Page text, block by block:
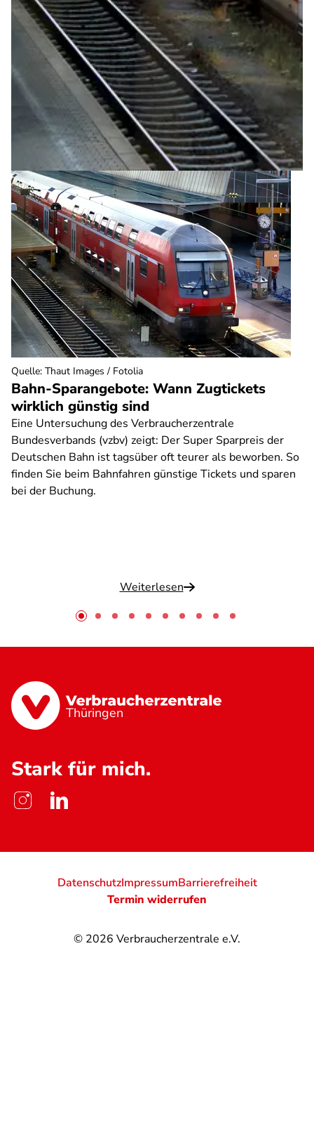
Bahn-Sparangebote: Wann Zugtickets
wirklich günstig sind
Eine Untersuchung des Verbraucherzentrale
Bundesverbands (vzbv) zeigt: Der Super Sparpreis der
Deutschen Bahn ist tagsüber oft teurer als beworben. So
finden Sie beim Bahnfahren günstige Tickets und sparen
bei der Buchung.
Weiterlesen
Quelle: Thaut Images / Fotolia
Thüringen
Stark für mich.
© 2026 Verbraucherzentrale e.V.
DatenschutzImpressumBarrierefreiheit
Termin widerrufen